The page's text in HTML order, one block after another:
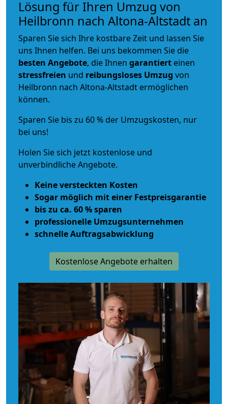
Lösung für Ihren Umzug von
Heilbronn nach Altona-Altstadt an
Sparen Sie sich Ihre kostbare Zeit und lassen Sie
uns Ihnen helfen. Bei uns bekommen Sie die
besten Angebote, die Ihnen garantiert einen
stressfreien und reibungsloses Umzug von
Heilbronn nach Altona-Altstadt ermöglichen
können.
Sparen Sie bis zu 60 % der Umzugskosten, nur
bei uns!
Holen Sie sich jetzt kostenlose und
unverbindliche Angebote.
Keine versteckten Kosten
Sogar möglich mit einer Festpreisgarantie
bis zu ca. 60 % sparen
professionelle Umzugsunternehmen
schnelle Auftragsabwicklung
Kostenlose Angebote erhalten